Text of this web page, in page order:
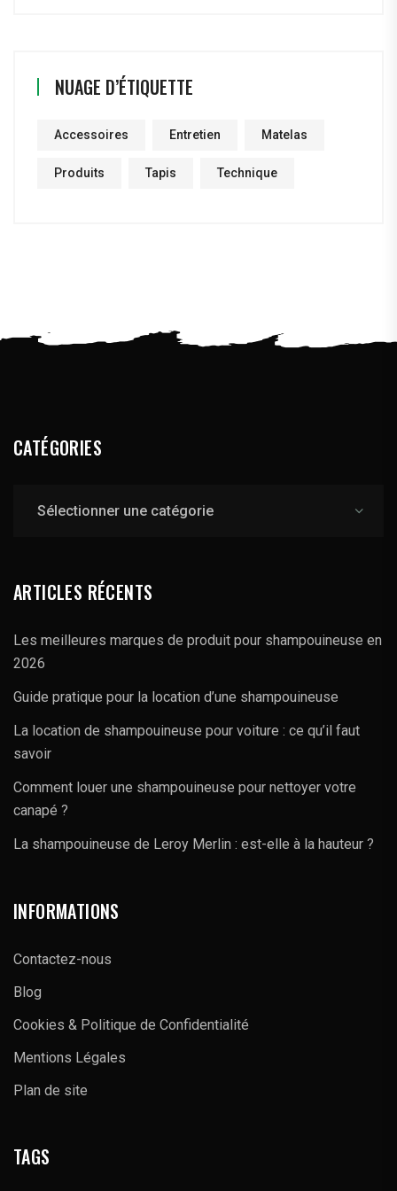
NUAGE D’ÉTIQUETTE
Accessoires Entretien Matelas
Produits Tapis Technique
CATÉGORIES
ARTICLES RÉCENTS
Les meilleures marques de produit pour shampouineuse en
2026
Guide pratique pour la location d’une shampouineuse
La location de shampouineuse pour voiture : ce qu’il faut
savoir
Comment louer une shampouineuse pour nettoyer votre
canapé ?
La shampouineuse de Leroy Merlin : est-elle à la hauteur ?
INFORMATIONS
Contactez-nous
Blog
Cookies & Politique de Confidentialité
Mentions Légales
Plan de site
TAGS